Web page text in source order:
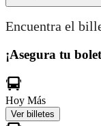
Encuentra el
¡Asegura tu
Hoy Más
Ver billetes